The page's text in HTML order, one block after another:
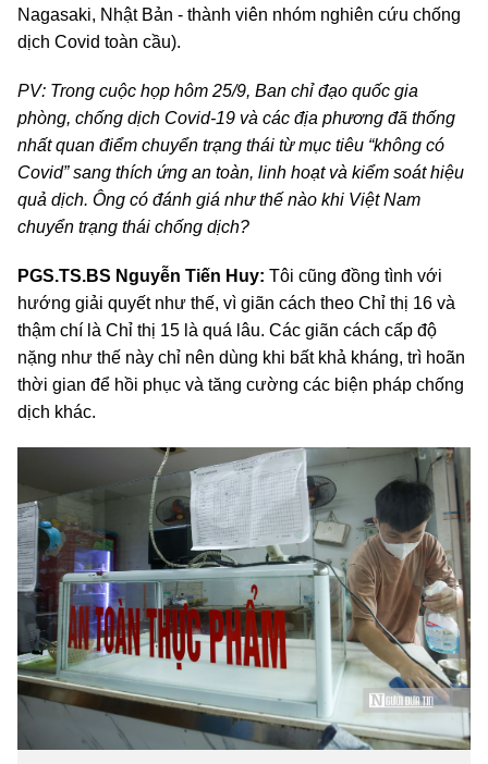
Nagasaki, Nhật Bản - thành viên nhóm nghiên cứu chống
dịch Covid toàn cầu).
PV: Trong cuộc họp hôm 25/9, Ban chỉ đạo quốc gia
phòng, chống dịch Covid-19 và các địa phương đã thống
nhất quan điểm chuyển trạng thái từ mục tiêu “không có
Covid” sang thích ứng an toàn, linh hoạt và kiểm soát hiệu
quả dịch. Ông có đánh giá như thế nào khi Việt Nam
chuyển trạng thái chống dịch?
PGS.TS.BS Nguyễn Tiến Huy: Tôi cũng đồng tình với
hướng giải quyết như thế, vì giãn cách theo Chỉ thị 16 và
thậm chí là Chỉ thị 15 là quá lâu. Các giãn cách cấp độ
nặng như thế này chỉ nên dùng khi bất khả kháng, trì hoãn
thời gian để hồi phục và tăng cường các biện pháp chống
dịch khác.